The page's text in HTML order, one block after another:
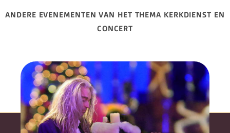
ANDERE EVENEMENTEN VAN HET THEMA KERKDIENST EN
CONCERT